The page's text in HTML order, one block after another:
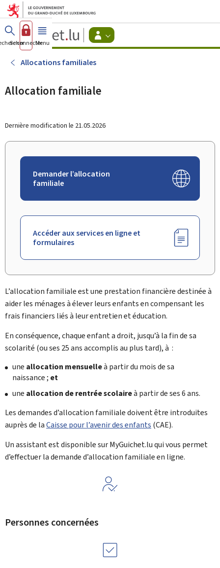
Aller au menu principal
Aller au contenu
Guichet.lu
Changer
d'espace
Se connecterMenu principal
Allocations familiales
Allocation familiale
Dernière modification le 21.05.2026
Demander l’allocation
familiale
Accéder aux services en ligne et
formulaires
L’allocation familiale est une prestation financière destinée à
aider les ménages à élever leurs enfants en compensant les
frais financiers liés à leur entretien et éducation.
En conséquence, chaque enfant a droit, jusqu’à la fin de sa
scolarité (ou ses 25 ans accomplis au plus tard), à :
une allocation mensuelleà partir du mois de sa
naissance ; et
une allocation de rentrée scolaireà partir de ses 6 ans.
Les demandes d’allocation familiale doivent être introduites
auprès de laCaisse pour l’avenir des enfants (CAE).
Un assistant est disponible surMyGuichet.lu qui vous permet
d’effectuer la demande d’allocation familiale en ligne.
Personnes concernées